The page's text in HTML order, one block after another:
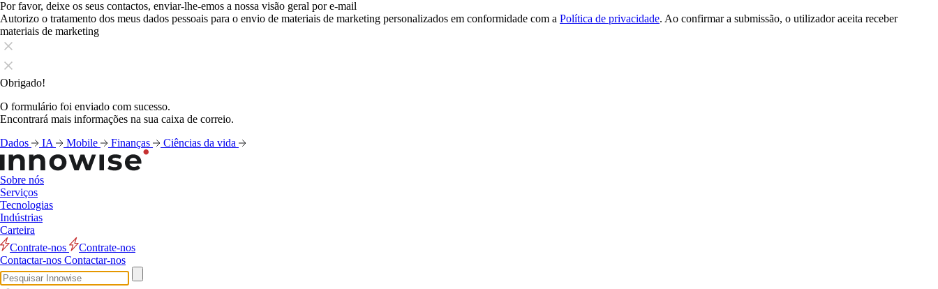
Por favor, deixe os seus contactos, enviar-lhe-emos a nossa visão geral por e-mail
Autorizo o tratamento dos meus dados pessoais para o envio de materiais de marketing personalizados em conformidade com a Política de privacidade. Ao confirmar a submissão, o utilizador aceita receber
materiais de marketing
Obrigado!
O formulário foi enviado com sucesso.
Encontrará mais informações na sua caixa de correio.
Dados
IA Mobile Finanças Ciências da vida
Sobre nós
Serviços
Tecnologias
Indústrias
Carteira
Contrate-nos
Contrate-nos
Contactar-nos Contactar-nos